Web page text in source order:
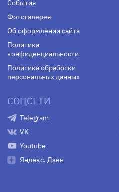
События
Фотогалерея
Об оформлении сайта
Политика
конфиденциальности
Политика обработки
персональных данных
СОЦСЕТИ
Telegram
VK
Youtube
Яндекс. Дзен